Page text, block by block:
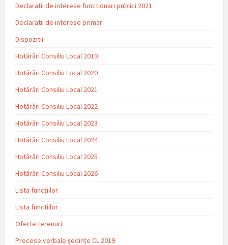
Declaratii de interese functionari publici 2021
Declaratii de interese primar
Dispozitii
Hotărâri Consiliu Local 2019
Hotărâri Consiliu Local 2020
Hotărâri Consiliu Local 2021
Hotărâri Consiliu Local 2022
Hotărâri Consiliu Local 2023
Hotărâri Consiliu Local 2024
Hotărâri Consiliu Local 2025
Hotărâri Consiliu Local 2026
Lista funcțiilor
Lista functiilor
Oferte terenuri
Procese verbale ședințe CL 2019